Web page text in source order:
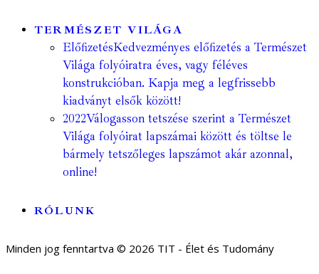
TERMÉSZET VILÁGA
ElőfizetésKedvezményes előfizetés a Természet
Világa folyóiratra éves, vagy féléves
konstrukcióban. Kapja meg a legfrissebb
kiadványt elsők között!
2022Válogasson tetszése szerint a Természet
Világa folyóirat lapszámai között és töltse le
bármely tetszőleges lapszámot akár azonnal,
online!
RÓLUNK
Minden jog fenntartva © 2026 TIT - Élet és Tudomány